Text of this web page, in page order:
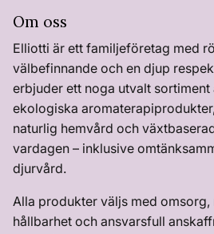
Om oss
Elliotti är ett familjeföretag med
välbefinnande och en djup
erbjuder ett noga utvalt
ekologiska
naturlig hemvård och
vardagen – inklusive
djurvård.
Alla produkter väljs med
hållbarhet och ansvarsfull